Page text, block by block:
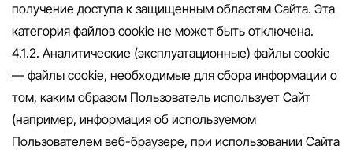
получение доступа к защищенным областям Сайта. Эта
категория файлов cookie не может быть отключена.
4.1.2. Аналитические (эксплуатационные) файлы cookie
— файлы cookie, необходимые для сбора информации о
том, каким образом Пользователь использует Сайт
(например, информация об используемом
Пользователем веб-браузере, при использовании Сайта